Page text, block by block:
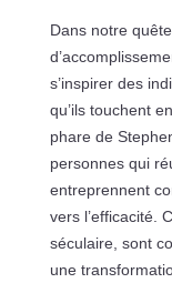
Dans notre
s’inspirer des
qu’ils touchent
phare de
personnes qui
entreprennent
vers l’efficacité.
séculaire, sont
une